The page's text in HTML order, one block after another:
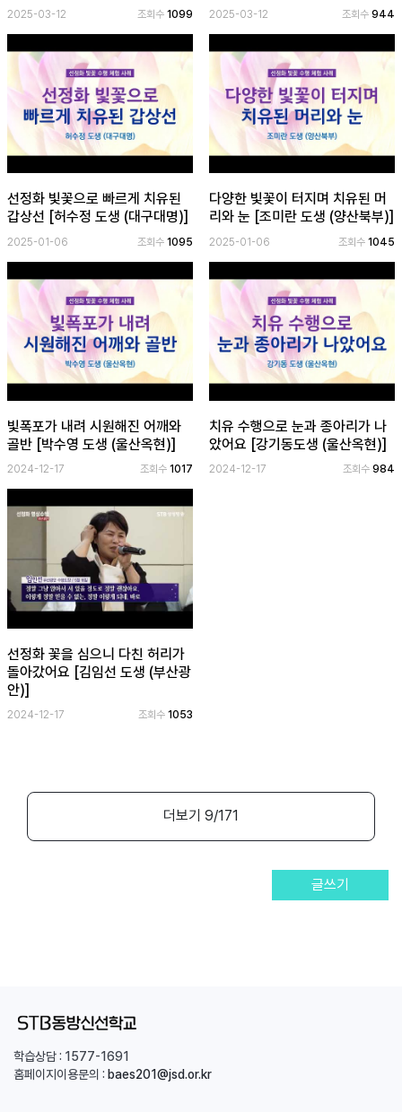
2025-03-12 조회수1099 2025-03-12 조회수 944
선정화 빛꽃으로 빠르게 치유된
갑상선 [허수정 도생 (대구대명)]
2025-01-06 조회수1095
다양한 빛꽃이 터지며 치유된 머
리와 눈 [조미란 도생 (양산북부)]
2025-01-06 조회수 1045
빛폭포가 내려 시원해진 어깨와
골반 [박수영 도생 (울산옥현)]
2024-12-17 조회수1017
치유 수행으로 눈과 종아리가 나
았어요 [강기동도생 (울산옥현)]
2024-12-17 조회수 984
선정화 꽃을 심으니 다친 허리가
돌아갔어요 [김임선 도생 (부산광
안)]
2024-12-17 조회수1053
더보기 9/171
글쓰기
학습상담 : 1577-1691
홈페이지이용문의 : baes201@jsd.or.kr